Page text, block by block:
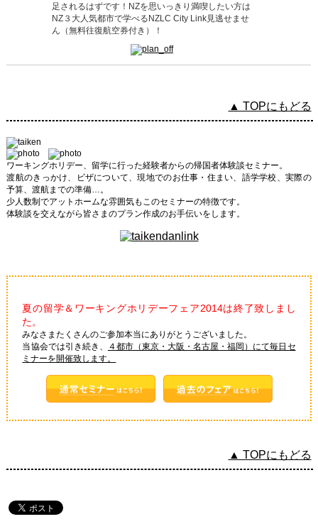
足されるはずです！NZを思いっきり満喫したい方は
NZ３大人気都市で学べるNZLC City Link見逃せませ
ん（無料往復航空券付き）！
▲ TOPにもどる
ワーキングホリデー、留学に行った経験者からの帰国者体験談セミナー。
渡航のきっかけ、ビザについて、現地でのお仕事・住まい、語学学校、実際の
予算、渡航までの準備…。
少人数制でアットホームな雰囲気もこのセミナーの特徴です。
体験談を交えながら皆さまのプラン作成のお手伝いをします。
夏の留学＆ワーキングホリデーフェア2014は終了致しまし
た。
みなさまたくさんのご参加本当にありがとうございました。
当協会では引き続き、
４都市（東京・大阪・名古屋・福岡）にて毎日セ
ミナーを開催致します。
▲ TOPにもどる